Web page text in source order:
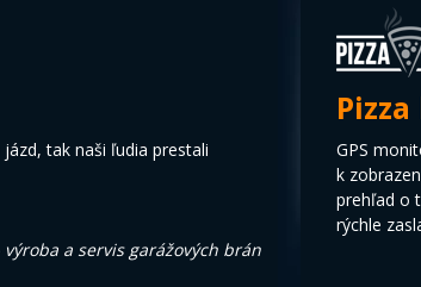
tak naši ľudia prestali
a servis garážových brán
GPS
k
prehľad o
rýchle